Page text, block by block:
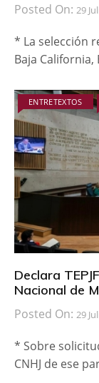
Posted On: 29
* La selección
Baja California,
ENTRETEXTOS
Declara
Nacional de
Posted On: 29
* Sobre
CNHJ de ese